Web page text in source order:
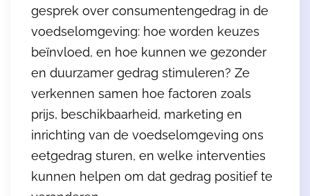
gesprek over consumentengedrag in de
voedselomgeving: hoe worden keuzes
beïnvloed, en hoe kunnen we gezonder
en duurzamer gedrag stimuleren? Ze
verkennen samen hoe factoren zoals
prijs, beschikbaarheid, marketing en
inrichting van de voedselomgeving ons
eetgedrag sturen, en welke interventies
kunnen helpen om dat gedrag positief te